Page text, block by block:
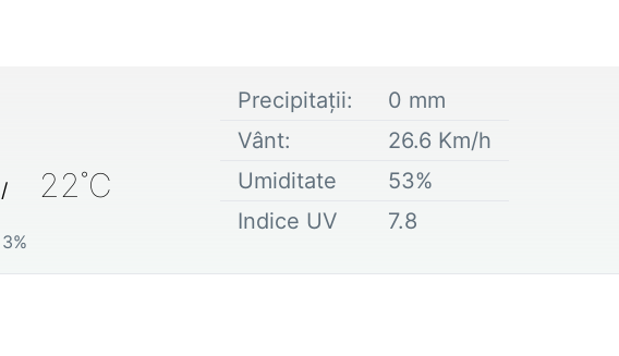
/ 22˚C
3%
Precipitații: 0 mm
Vânt:
26.6 Km/h
Umiditate
53%
Indice UV
7.8